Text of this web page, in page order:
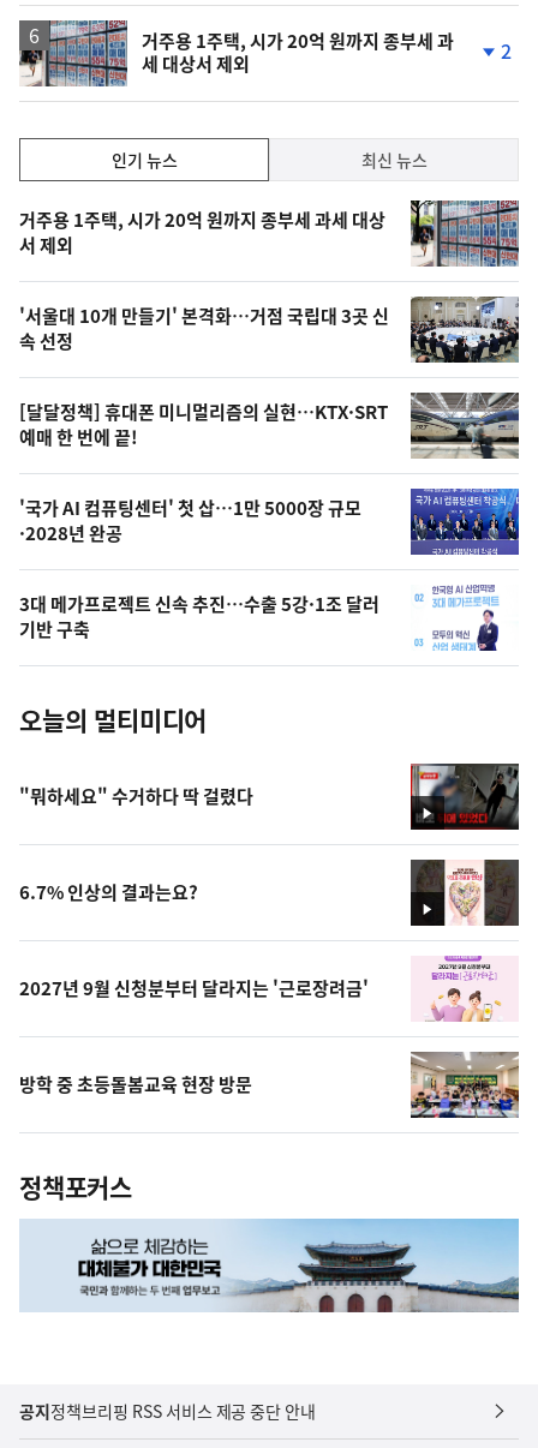
거주용 1주택, 시가 20억 원까지 종부세 과
세 대상서 제외
락
2
기,
최
신,
오
늘
의
영
상
오
의
사
진
인기 뉴스 최신 뉴스
기
뉴
스
거주용 1주택, 시가 20억 원까지 종부세 과세 대상
서 제외
'서울대 10개 만들기' 본격화…거점 국립대 3곳 신
속 선정
[달달정책] 휴대폰 미니멀리즘의 실현…KTX·SRT
예매 한 번에 끝!
'국가 AI 컴퓨팅센터' 첫 삽…1만 5000장 규모
·2028년 완공
3대 메가프로젝트 신속 추진…수출 5강·1조 달러
기반 구축
오늘의 멀티미디어
영
상
"뭐하세요" 수거하다 딱 걸렸다
영
상
6.7% 인상의 결과는요?
2027년 9월 신청분부터 달라지는 '근로장려금'
방학 중 초등돌봄교육 현장 방문
정책포커스
공지정책브리핑 RSS 서비스 제공 중단 안내